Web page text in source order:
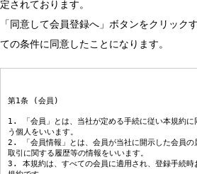
定されております。
「同意して会員登録へ」ボタンをクリック
ての条件に同意したことになります。